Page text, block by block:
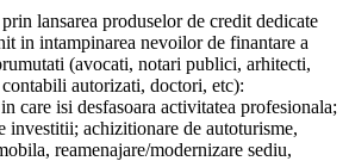
lansarea produselor de credit dedicate
in intampinarea nevoilor de finantare a
(avocati, notari publici, arhitecti,
autorizati, doctori, etc):
care isi desfasoara activitatea profesionala;
investitii; achizitionare de autoturisme,
reamenajare/modernizare sediu,